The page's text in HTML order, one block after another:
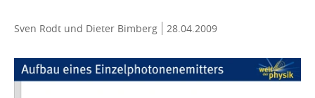
Sven Rodt und Dieter Bimberg 28.04.2009